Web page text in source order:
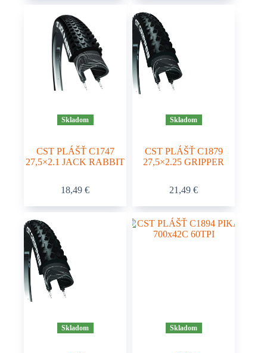
Skladom
CST PLÁŠŤ C1747
27,5×2.1 JACK RABBIT
18,49€
Skladom
CST PLÁŠŤ C1879
27,5×2.25 GRIPPER
21,49€
Skladom Skladom